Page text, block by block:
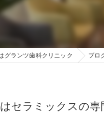
グランツ歯科クリニック ブロ
セラミックスの